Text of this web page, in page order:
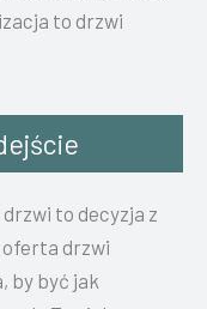
to drzwi
to decyzja z
oferta drzwi
by być jak